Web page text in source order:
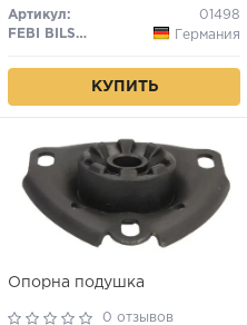
Артикул:
01498
FEBI BILSTEIN
Германия
КУПИТЬ
Опорна подушка
0 отзывов